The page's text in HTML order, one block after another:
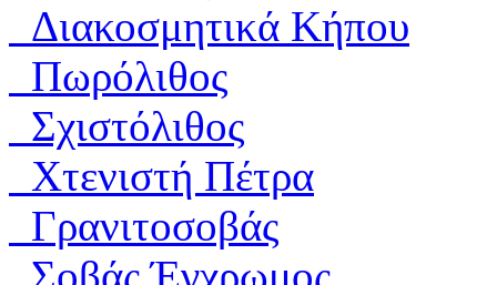
Διακοσμητικά Κήπου
Πωρόλιθος
Σχιστόλιθος
Χτενιστή Πέτρα
Γρανιτοσοβάς